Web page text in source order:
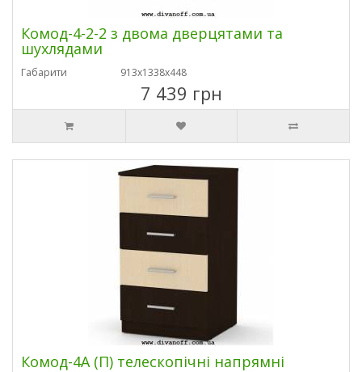
Комод-4-2-2 з двома дверцятами та
шухлядами
Габарити 913х1338х448
7 439 грн
Комод-4А (П) телескопічні напрямні